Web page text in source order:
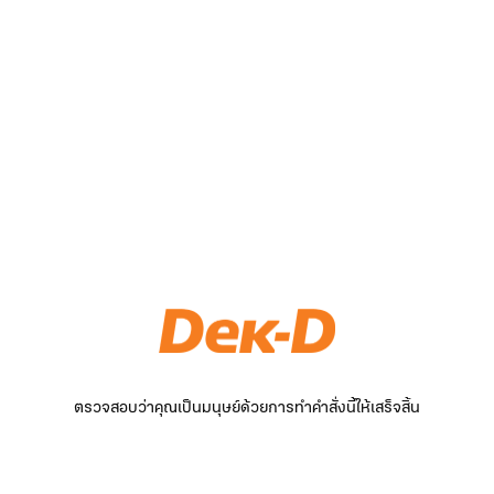
ตรวจสอบว่าคุณเป็นมนุษย์ด้วยการทำคำสั่งนี้ให้เสร็จสิ้น